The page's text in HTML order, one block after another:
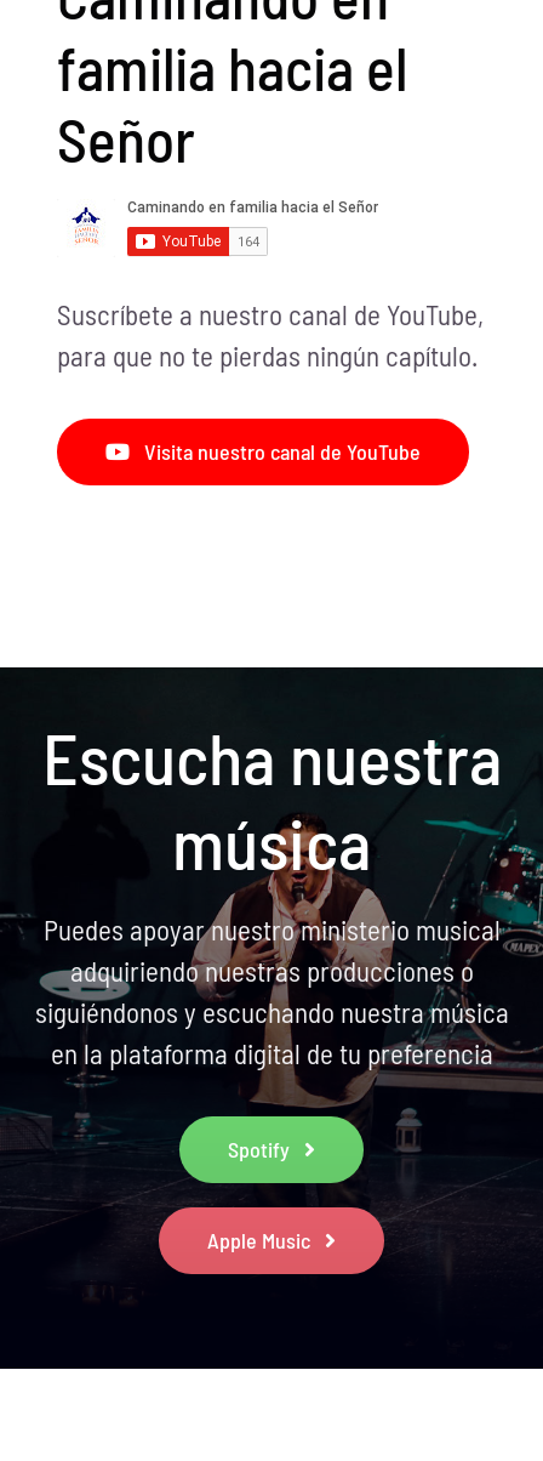
familia hacia el
Señor
Suscríbete a nuestro canal de YouTube,
para que no te pierdas ningún capítulo.
Visita nuestro canal de YouTube
Escucha nuestra
música
Puedes apoyar nuestro ministerio musical
adquiriendo nuestras producciones o
siguiéndonos y escuchando nuestra música
en la plataforma digital de tu preferencia
Spotify
Apple Music